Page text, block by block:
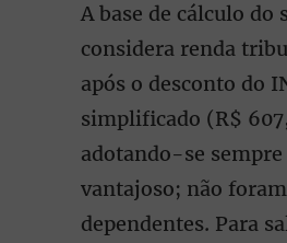
A base de cálculo do
considera renda
após o desconto do
simplificado (R$
adotando-se sempre
vantajoso; não
dependentes. Para